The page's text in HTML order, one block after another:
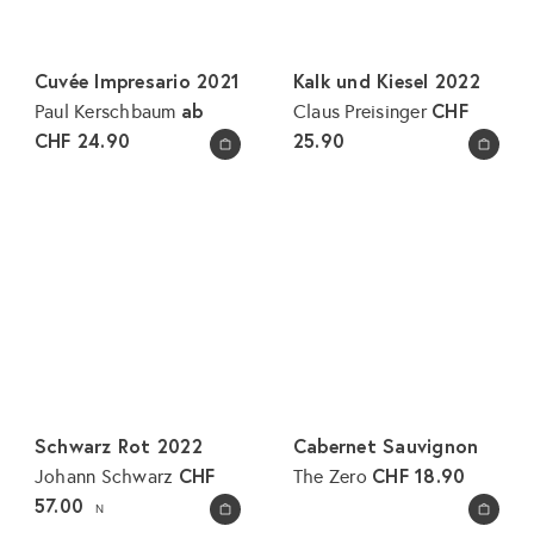
In den Warenkorb legen
Cuvée Impresario 2021
Paul Kerschbaum ab
CHF 24.90
In den Warenkorb legen
Kalk und Kiesel 2022
Claus Preisinger CHF
25.90
In den Warenkorb legen
Schwarz Rot 2022
Johann Schwarz CHF
57.00
N In den Warenkorb legen
Cabernet Sauvignon
The Zero CHF 18.90